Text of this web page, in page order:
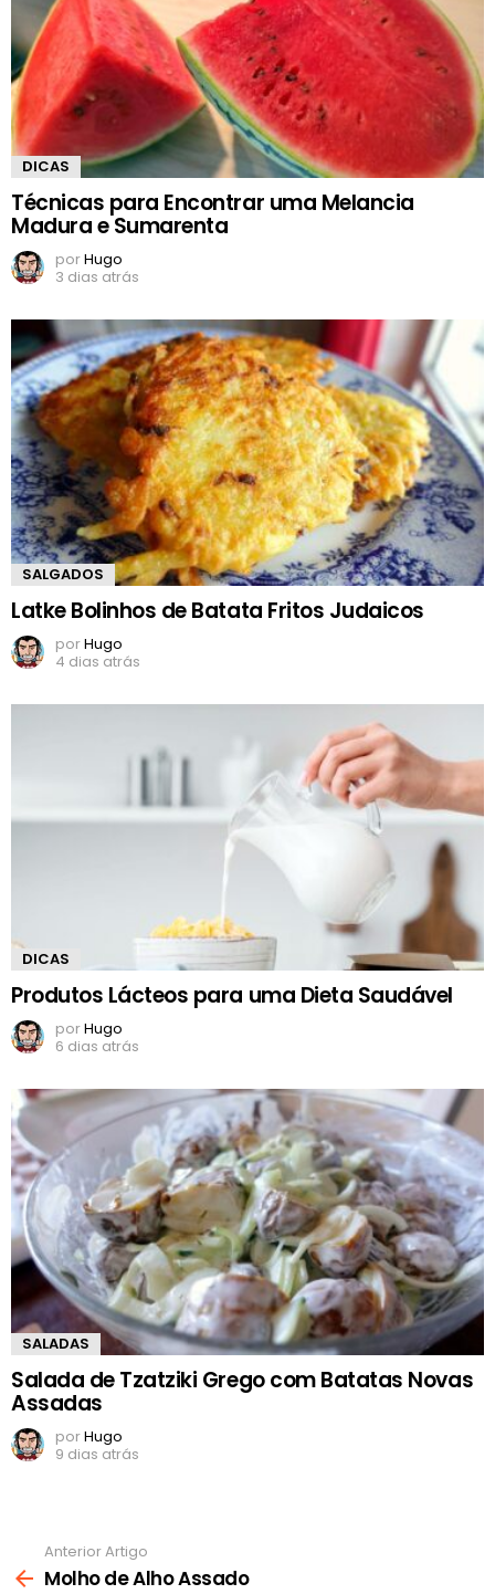
DICAS
Técnicas para Encontrar uma Melancia
Madura e Sumarenta
porHugo
3 dias atrás
SALGADOS
Latke Bolinhos de Batata Fritos Judaicos
porHugo
4 dias atrás
DICAS
Produtos Lácteos para uma Dieta Saudável
porHugo
6 dias atrás
SALADAS
Salada de Tzatziki Grego com Batatas Novas
Assadas
porHugo
9 dias atrás
mais
Anterior Artigo
Molho de Alho Assado